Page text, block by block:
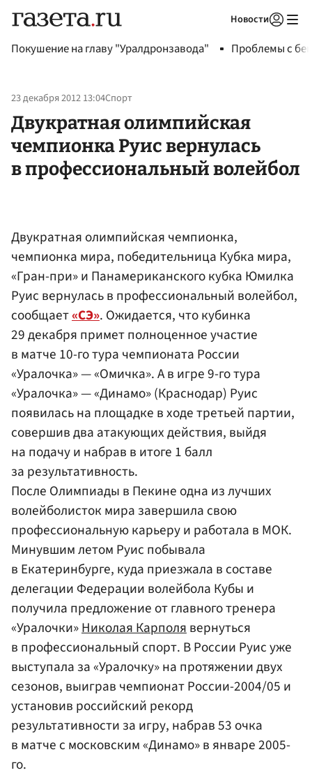
Новости
Покушение на главу "Уралдронзавода" Проблемы с
23 декабря 2012 13:04Спорт
Двукратная олимпийская
чемпионка Руис вернулась
в профессиональный волейбол
Двукратная олимпийская чемпионка,
чемпионка мира, победительница Кубка мира,
«Гран-при» и Панамериканского кубка Юмилка
Руис вернулась в профессиональный волейбол,
сообщает«СЭ». Ожидается, что кубинка
29 декабря примет полноценное участие
в матче 10-го тура чемпионата России
«Уралочка» — «Омичка». А в игре 9-го тура
«Уралочка» — «Динамо» (Краснодар) Руис
появилась на площадке в ходе третьей партии,
совершив два атакующих действия, выйдя
на подачу и набрав в итоге 1 балл
за результативность.
После Олимпиады в Пекине одна из лучших
волейболисток мира завершила свою
профессиональную карьеру и работала в МОК.
Минувшим летом Руис побывала
в Екатеринбурге, куда приезжала в составе
делегации Федерации волейбола Кубы и
получила предложение от главного тренера
«Уралочки»Николая Карполявернуться
в профессиональный спорт. В России Руис уже
выступала за «Уралочку» на протяжении двух
сезонов, выиграв чемпионат России-2004/05 и
установив российский рекорд
результативности за игру, набрав 53 очка
в матче с московским «Динамо» в январе 2005-
го.